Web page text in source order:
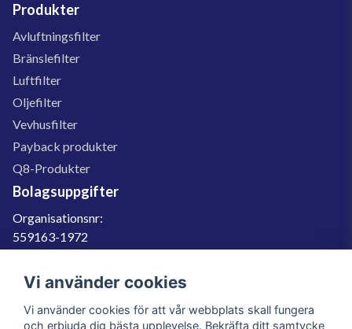
Produkter
Avluftningsfilter
Bränslefilter
Luftfilter
Oljefilter
Vevhusfilter
Payback produkter
Q8-Produkter
Bolagsuppgifter
Organisationsnr:
559163-1972
SE559163197201
060-566 800
Vi använder cookies
Vi använder cookies för att vår webbplats skall fungera
och erbjuda dig bästa upplevelse. Bekräfta ditt samtycke